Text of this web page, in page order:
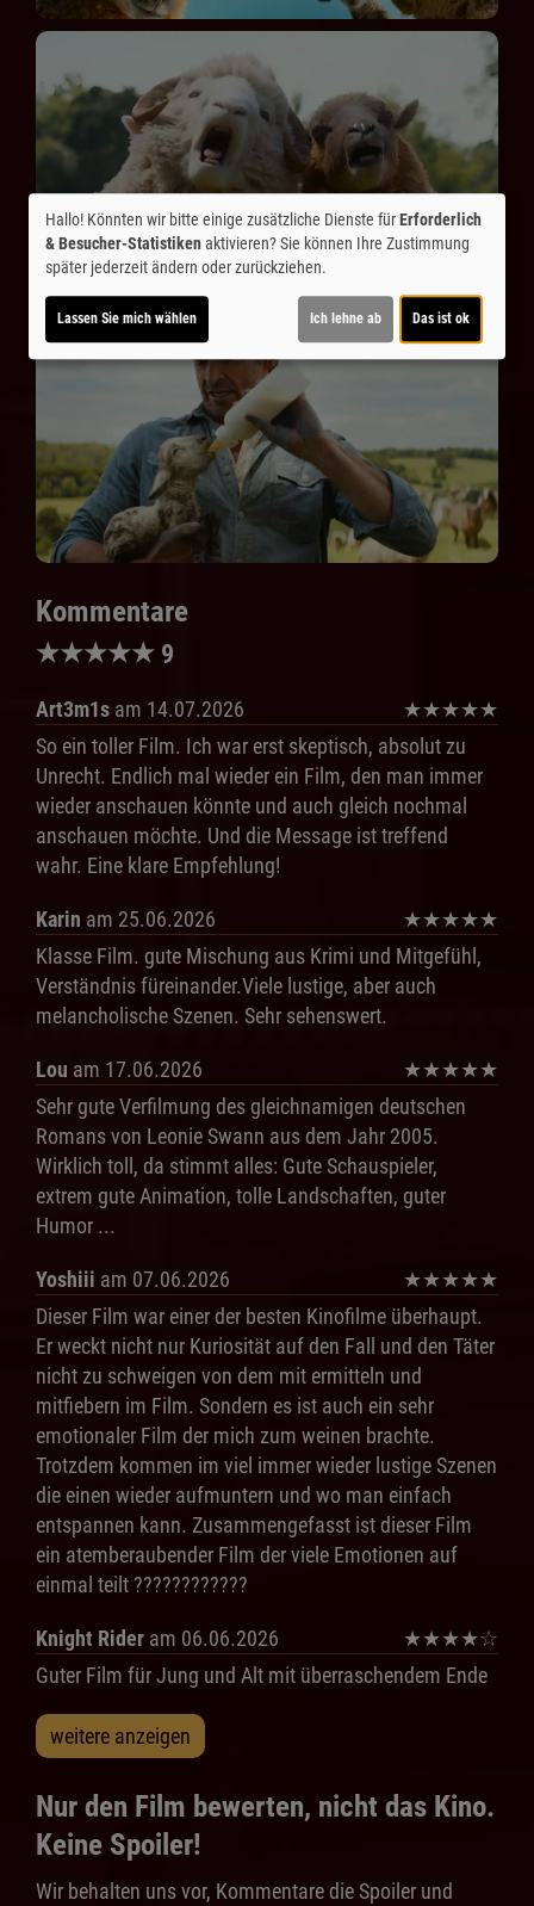
Kommentare
★★★★★ 9
Art3m1s am 14.07.2026 ★★★★★
So ein toller Film. Ich war erst skeptisch, absolut zu
Unrecht. Endlich mal wieder ein Film, den man immer
wieder anschauen könnte und auch gleich nochmal
anschauen möchte. Und die Message ist treffend
wahr. Eine klare Empfehlung!
Karin am 25.06.2026 ★★★★★
Klasse Film. gute Mischung aus Krimi und Mitgefühl,
Verständnis füreinander.Viele lustige, aber auch
melancholische Szenen. Sehr sehenswert.
Lou am 17.06.2026 ★★★★★
Sehr gute Verfilmung des gleichnamigen deutschen
Romans von Leonie Swann aus dem Jahr 2005.
Wirklich toll, da stimmt alles: Gute Schauspieler,
extrem gute Animation, tolle Landschaften, guter
Humor ...
Yoshiii am 07.06.2026 ★★★★★
Dieser Film war einer der besten Kinofilme überhaupt.
Er weckt nicht nur Kuriosität auf den Fall und den Täter
nicht zu schweigen von dem mit ermitteln und
mitfiebern im Film. Sondern es ist auch ein sehr
emotionaler Film der mich zum weinen brachte.
Trotzdem kommen im viel immer wieder lustige Szenen
die einen wieder aufmuntern und wo man einfach
entspannen kann. Zusammengefasst ist dieser Film
ein atemberaubender Film der viele Emotionen auf
einmal teilt ????????????
Knight Rider am 06.06.2026 ★★★★☆
Guter Film für Jung und Alt mit überraschendem Ende
weitere anzeigen
Nur den Film bewerten, nicht das Kino.
Keine Spoiler!
Wir behalten uns vor, Kommentare die Spoiler und
Hallo! Könnten wir bitte einige zusätzliche Dienste fürErforderlich
& Besucher-Statistikenaktivieren? Sie können Ihre Zustimmung
später jederzeit ändern oder zurückziehen.
Lassen Sie mich wählen Ich lehne ab Das ist ok